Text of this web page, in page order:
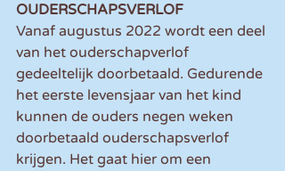
OUDERSCHAPSVERLOF
Vanaf augustus 2022 wordt een deel
van het ouderschapverlof
gedeeltelijk doorbetaald. Gedurende
het eerste levensjaar van het kind
kunnen de ouders negen weken
doorbetaald ouderschapsverlof
krijgen. Het gaat hier om een